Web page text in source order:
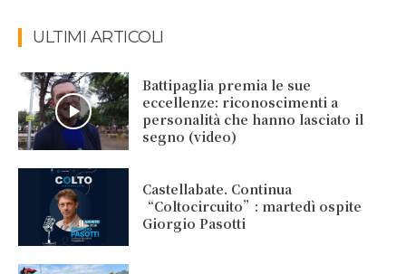
ULTIMI ARTICOLI
Battipaglia premia le sue
eccellenze: riconoscimenti a
personalità che hanno lasciato il
segno (video)
Castellabate. Continua
“Coltocircuito”: martedì ospite
Giorgio Pasotti